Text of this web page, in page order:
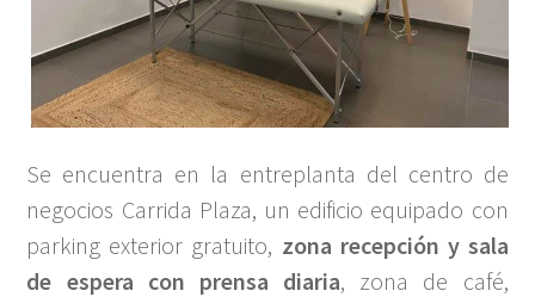
Se encuentra en la entreplanta del centro de
negocios Carrida Plaza, un edificio equipado con
parking exterior gratuito, zona recepción y sala
de espera con prensa diaria, zona de café,